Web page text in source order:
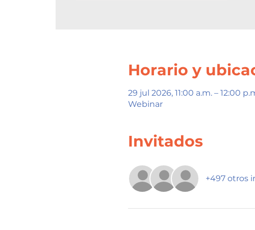
Horario y
29 jul 2026, 11:00 a.m. – 12:00
Webinar
Invitados
+497 otros